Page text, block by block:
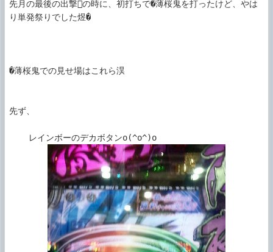
先月の最後の出撃の時に、初打ちで�薄桜鬼を打ったけど、やは
り単発祭りでした煜�
�薄桜鬼での見せ場はこれら淏
先ず、